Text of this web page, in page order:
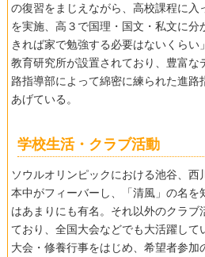
の復習をまじえながら、高校課程に入
を実施、高３で国理・国文・私文に
きれば家で勉強する必要はないくらい
教育研究所が設置されており、豊富な
路指導部によって綿密に練られた進路
あげている。
学校生活・クラブ活動
ソウルオリンピックにおける池谷、西
本中がフィーバーし、「清風」の名を
はあまりにも有名。それ以外のクラ
ており、全国大会などでも大活躍し
大会・修養行事をはじめ、希望者参